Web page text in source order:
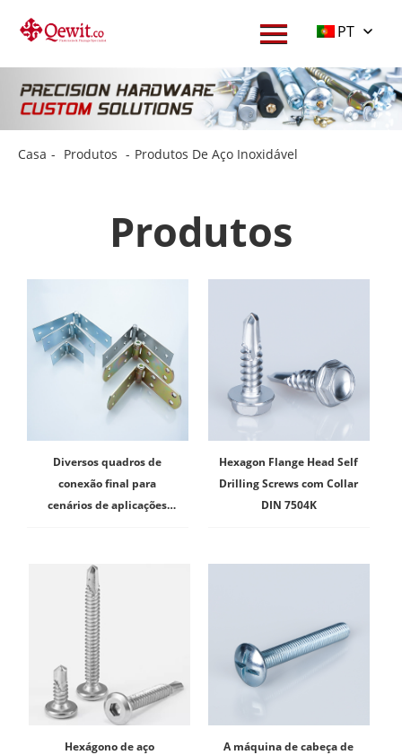
PT
Casa - Produtos - Produtos De Aço Inoxidável
Produtos
Diversos quadros de
conexão final para
cenários de aplicações
Hexagon Flange Head Self
Drilling Screws com Collar
DIN 7504K
Hexágono de aço
A máquina de cabeça de